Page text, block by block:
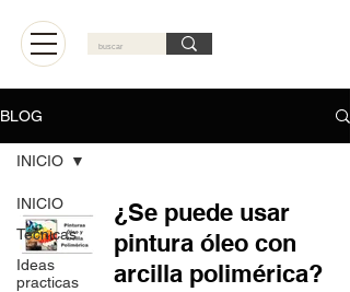
BLOG
INICIO
Técnicas
Ideas
practicas
INICIO
¿Se puede usar
pintura óleo con
arcilla polimérica?